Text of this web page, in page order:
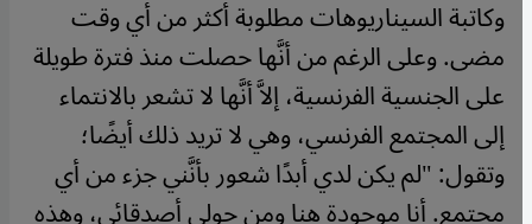
وكاتبة السيناريوهات مطلوبة أكثر من أي وقت
مضى. وعلى الرغم من أنَّها حصلت منذ فترة طويلة
على الجنسية الفرنسية، إلاَّ أنَّها لا تشعر بالانتماء
إلى المجتمع الفرنسي، وهي لا تريد ذلك أيضًا؛
وتقول: "لم يكن لدي أبدًا شعور بأنَّني جزء من أي